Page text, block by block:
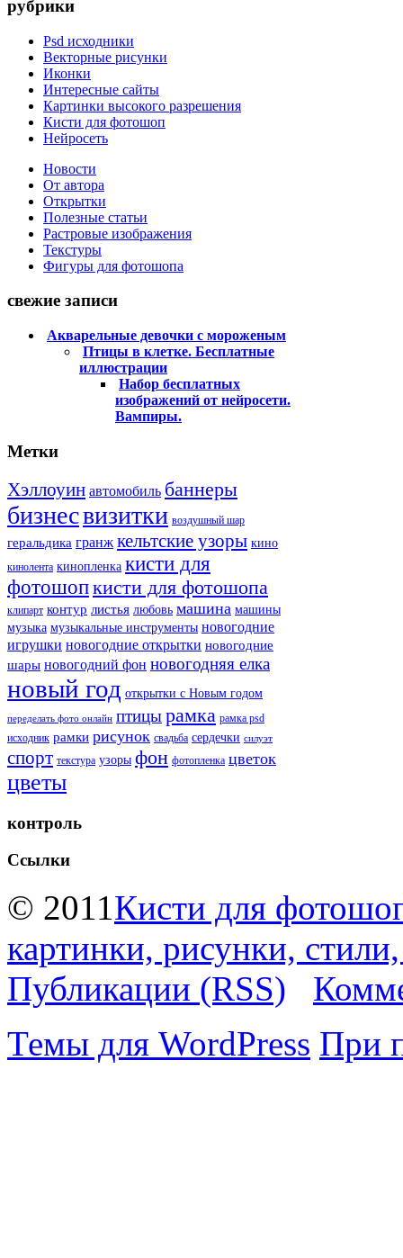
рубрики
Psd исходники
Векторные рисунки
Иконки
Интересные сайты
Картинки высокого разрешения
Кисти для фотошоп
Нейросеть
Новости
От автора
Открытки
Полезные статьи
Растровые изображения
Текстуры
Фигуры для фотошопа
свежие записи
Акварельные девочки с мороженым
Птицы в клетке. Бесплатные
иллюстрации
Набор бесплатных
изображений от нейросети.
Вампиры.
Метки
Хэллоуин автомобиль баннеры
бизнесвизитки воздушный шар
геральдика гранж кельтские узоры кино
кинолента кинопленка кисти для
фотошопкисти для фотошопа
клипарт контур листья любовь машина машины
музыка музыкальные инструменты новогодние
игрушки новогодние открытки новогодние
шары новогодний фон новогодняя елка
новый год открытки с Новым годом
переделать фото онлайн птицырамка рамка psd
исходник рамки рисунок свадьба сердечки силуэт
спорт текстура узоры фон фотопленка цветок
цветы
контроль
Ссылки
© 2011 Кисти для
картинки, рисунки,
Публикации (RSS)
Темы для WordPress При